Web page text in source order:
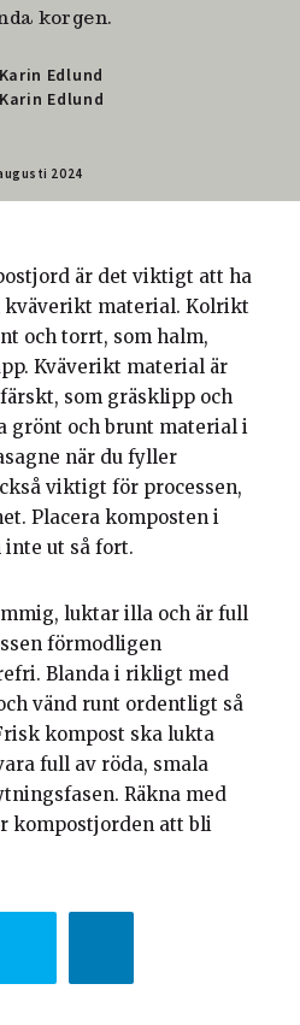
korgen.
Karin Edlund
Karin Edlund
2024
är det viktigt att ha
kväverikt material. Kolrikt
och torrt, som halm,
Kväverikt material är
som gräsklipp och
grönt och brunt material i
när du fyller
viktigt för processen,
Placera komposten i
inte ut så fort.
luktar illa och är full
förmodligen
Blanda i rikligt med
vänd runt ordentligt så
kompost ska lukta
full av röda, smala
Räkna med
kompostjorden att bli